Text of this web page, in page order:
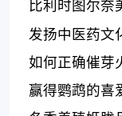
比利时图尔奈
和学生表现如
发扬中医药文
学质量备受肯
如何正确催芽
赢得鹦鹉的喜